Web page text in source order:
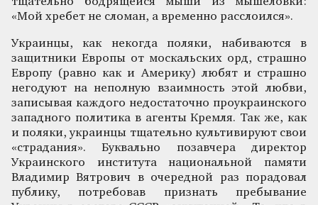
«Мой хребет не сломан, а временно расслоился».
Украинцы, как некогда поляки, набиваются в
защитники Европы от москальских орд, страшно
Европу (равно как и Америку) любят и страшно
негодуют на неполную взаимность этой любви,
записывая каждого недостаточно проукраинского
западного политика в агенты Кремля. Так же, как
и поляки, украинцы тщательно культивируют свои
«страдания». Буквально позавчера директор
Украинского института национальной памяти
Владимир Вятрович в очередной раз порадовал
публику, потребовав признать пребывание